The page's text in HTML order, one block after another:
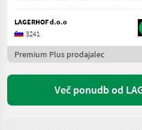
LAGERHOF d.o.o
3241
Premium Plus prodajalec
Več ponudb od